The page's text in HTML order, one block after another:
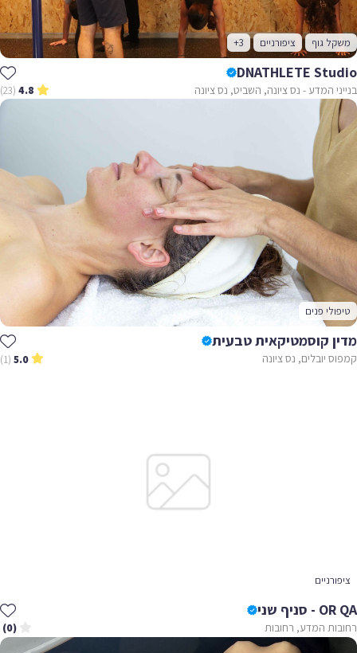
משקל גוף ציפורניים +3
DNATHLETE Studio
בנייני המדע - נס ציונה, השביט, נס ציונה 4.8
(23)
טיפולי פנים
מדין קוסמטיקאית טבעית
קמפוס יובלים, נס ציונה 5.0
(1)
ציפורניים
OR QA - סניף שני
רחובות המדע, רחובות (0)